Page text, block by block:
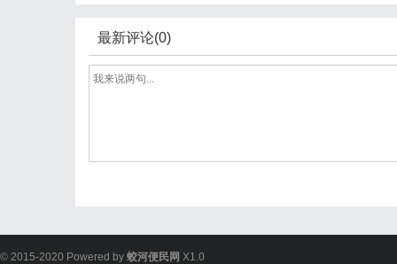
最新评论(0)
© 2015-2020 Powered by 蛟河便民网 X1.0